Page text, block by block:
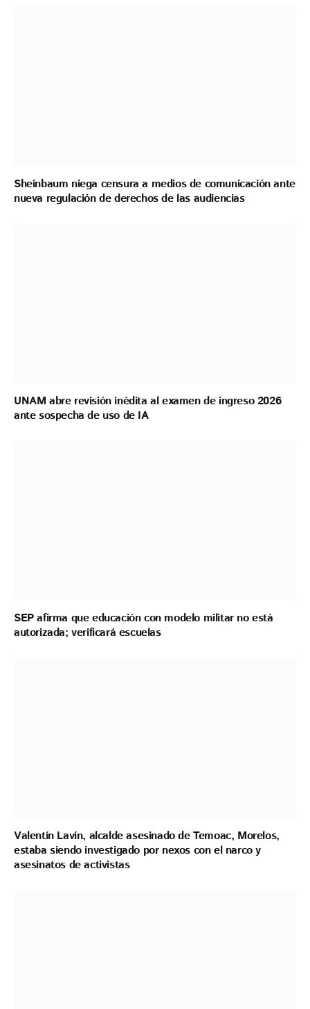
Sheinbaum niega censura a medios de comunicación ante
nueva regulación de derechos de las audiencias
UNAM abre revisión inédita al examen de ingreso 2026
ante sospecha de uso de IA
SEP afirma que educación con modelo militar no está
autorizada; verificará escuelas
Valentín Lavín, alcalde asesinado de Temoac, Morelos,
estaba siendo investigado por nexos con el narco y
asesinatos de activistas